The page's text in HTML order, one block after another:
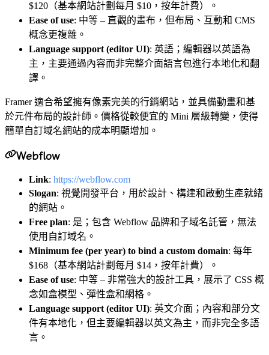
$120（基本網站計劃每月 $10，按年計費）。
Ease of use: 中等 – 直觀的畫布，但布局、互動和 CMS
概念更複雜。
Language support (editor UI): 英語；編輯器以英語為
主，主要通過內容而非完整介面語言包進行本地化和翻
譯。
Framer 適合希望擁有像素完美的行銷網站，並具備動畫和基
於元件布局的設計師。價格從較便宜的 Mini 層級轉變，使得
簡單自訂域名網站的成本明顯增加。
Webflow
Link: https://webflow.com
Slogan: 視覺開發平台，用於設計、構建和啟動生產就緒
的網站。
Free plan: 是；包含 Webflow 品牌和子域名託管，無法
使用自訂域名。
Minimum fee (per year) to bind a custom domain: 每年
$168（基本網站計劃每月 $14，按年計費）。
Ease of use: 中等 – 非常強大的設計工具，展示了 CSS 概
念如盒模型、彈性盒和網格。
Language support (editor UI): 英文介面；內容和部分文
件有本地化，但主要編輯器以英文為主，而非完全多語
言。